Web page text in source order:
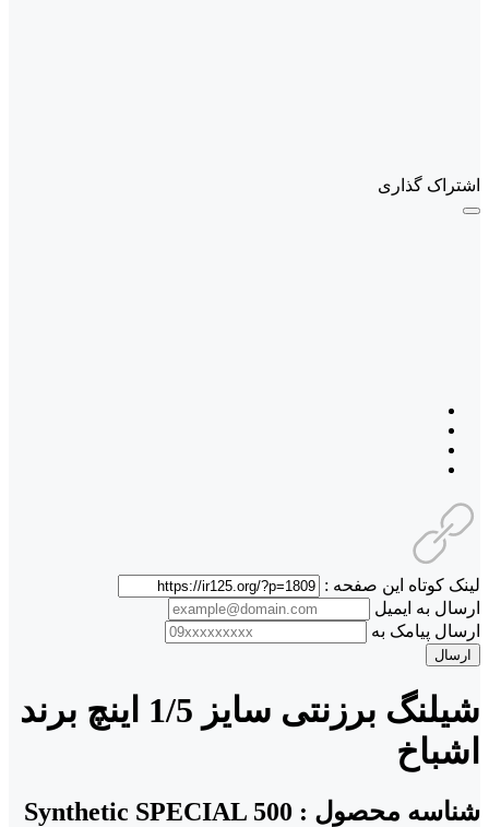
اشتراک گذاری
لینک کوتاه این صفحه :
ارسال به ایمیل
ارسال پیامک به
ارسال
شیلنگ برزنتی سایز 1/5 اینچ برند
اشباخ
شناسه محصول : Synthetic SPECIAL 500